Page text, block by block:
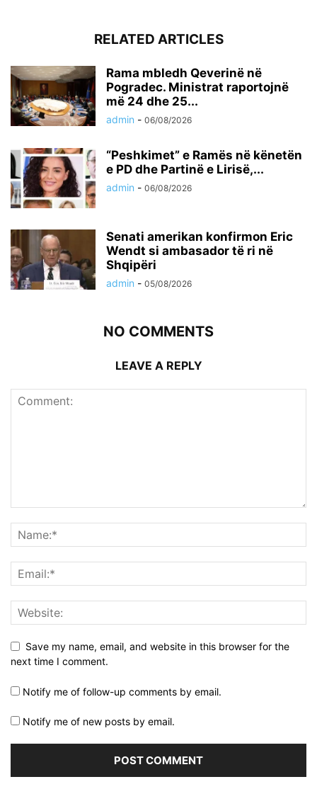
RELATED ARTICLES
Rama mbledh Qeverinë në
Pogradec. Ministrat raportojnë
më 24 dhe 25...
admin - 06/08/2026
“Peshkimet” e Ramës në kënetën
e PD dhe Partinë e Lirisë,...
admin - 06/08/2026
Senati amerikan konfirmon Eric
Wendt si ambasador të ri në
Shqipëri
admin - 05/08/2026
NO COMMENTS
LEAVE A REPLY
Save my name, email, and website in this browser for the
next time I comment.
Notify me of follow-up comments by email.
Notify me of new posts by email.